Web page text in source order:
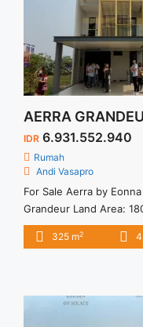
IDR 6.931.552.940
Rumah
Andi Vasapro
For Sale Aerra by
Grandeur Land Area:
Building Area: 325 sqm
Levels 4+1 Bedrooms
Courtyard Dry kitchen
325 m2 4